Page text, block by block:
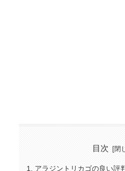
目次
アラジントリカゴの良い評